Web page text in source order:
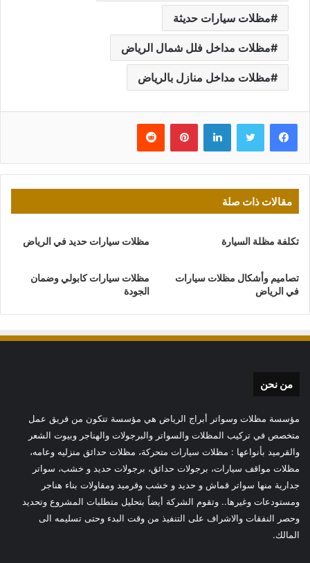
مظلات سيارات حديثة
مظلات مداخل فلل شمال الرياض
مظلات مداخل منازل بالرياض
فيسبوك تويتر لينكدإن بينتيريست
مقالات ذات صلة
تكلفة مظلة السيارة مظلات سيارات حديد في الرياض
تصاميم وأشكال مظلات سيارات
في الرياض
مظلات سيارات كابولي وضمان
الجودة
من نحن
مؤسسة مظلات وسواتر أبراج الرياض هي مؤسسة تتكون من فريق عمل
متخصص في تركيب المظلات والسواتر والبرجولات والهناجر وبيوت الشعر
والقرميد بأنواعها : مظلات سيارات متحركة، مظلات حدائق منزليه وعامه،
مظلات مواقف سيارات، برجولات حدائق، برجولات حديد و خشب، سواتر
جدارية منها سواتر قماش و حديد و خشب وقرميد ومقاولات بناء هناجر
ومستودعات وغيرها.. وتقوم الشركة أيضاً بتحليل متطلبات المشروع وتحديد
وحصر النفقات والاشراف على التنفيذ من وقت البدء وحتى تسليمه الى
المالك.